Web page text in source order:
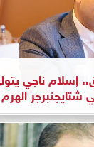
إسلام ناجي
شتايجنبرجر الهرم